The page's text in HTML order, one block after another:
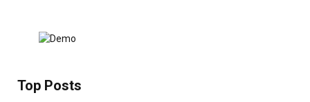
Top Posts